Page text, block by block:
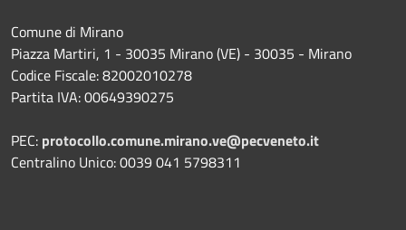
Comune di Mirano
Piazza Martiri, 1 - 30035 Mirano (VE) - 30035 - Mirano
Codice Fiscale: 82002010278
Partita IVA: 00649390275
PEC: protocollo.comune.mirano.ve@pecveneto.it
Centralino Unico: 0039 041 5798311